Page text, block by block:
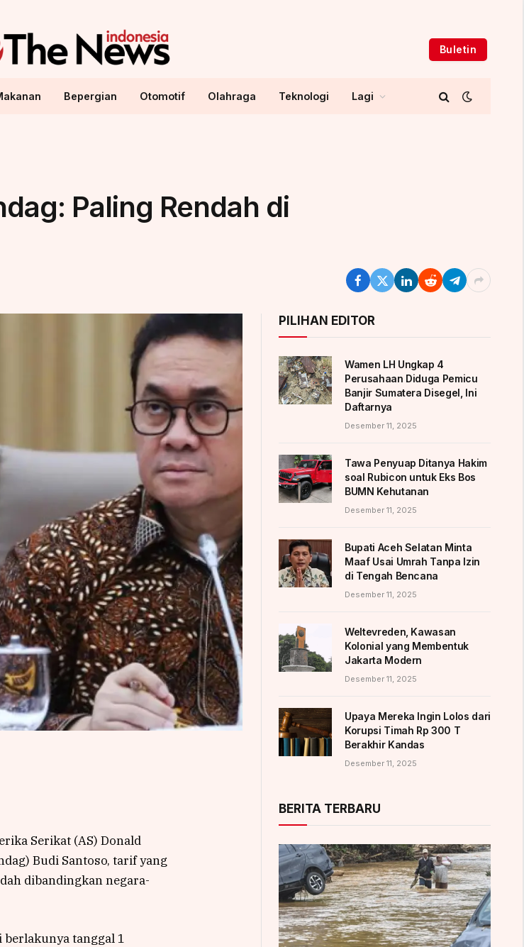
Buletin
Bepergian Otomotif Olahraga Teknologi Lagi
Paling Rendah di
Serikat (AS) Donald
Budi Santoso, tarif yang
dibandingkan negara-
berlakunya tanggal 1
PILIHAN EDITOR
Wamen LH Ungkap 4
Perusahaan Diduga Pemicu
Banjir Sumatera Disegel, Ini
Daftarnya
Desember 11, 2025
Tawa Penyuap Ditanya Hakim
soal Rubicon untuk Eks Bos
BUMN Kehutanan
Desember 11, 2025
Bupati Aceh Selatan Minta
Maaf Usai Umrah Tanpa Izin
di Tengah Bencana
Desember 11, 2025
Weltevreden, Kawasan
Kolonial yang Membentuk
Jakarta Modern
Desember 11, 2025
Upaya Mereka Ingin Lolos dari
Korupsi Timah Rp 300 T
Berakhir Kandas
Desember 11, 2025
BERITA TERBARU